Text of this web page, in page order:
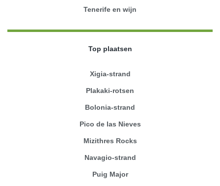
Tenerife en wijn
Top plaatsen
Xigia-strand
Plakaki-rotsen
Bolonia-strand
Pico de las Nieves
Mizithres Rocks
Navagio-strand
Puig Major